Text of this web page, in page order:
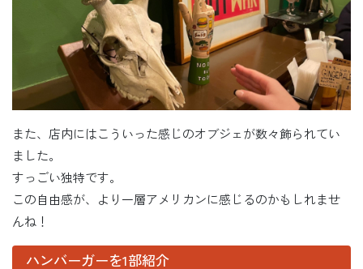
また、店内にはこういった感じのオブジェが数々飾られてい
ました。
すっごい独特です。
この自由感が、より一層アメリカンに感じるのかもしれませ
んね！
ハンバーガーを1部紹介